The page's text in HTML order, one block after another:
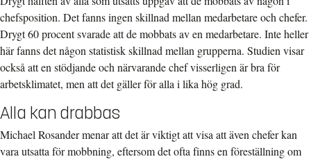
chefsposition. Det fanns ingen skillnad mellan medarbetare och chefer.
Drygt 60 procent svarade att de mobbats av en medarbetare. Inte heller
här fanns det någon statistisk skillnad mellan grupperna. Studien visar
också att en stödjande och närvarande chef visserligen är bra för
arbetsklimatet, men att det gäller för alla i lika hög grad.
Alla kan drabbas
Michael Rosander menar att det är viktigt att visa att även chefer kan
vara utsatta för mobbning, eftersom det ofta finns en föreställning om